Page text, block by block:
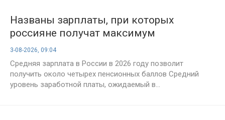
Названы зарплаты, при которых
россияне получат максимум
пенсионных баллов в 2026 году
3-08-2026, 09:04
Средняя зарплата в России в 2026 году позволит
получить около четырех пенсионных баллов Средний
уровень заработной платы, ожидаемый в...